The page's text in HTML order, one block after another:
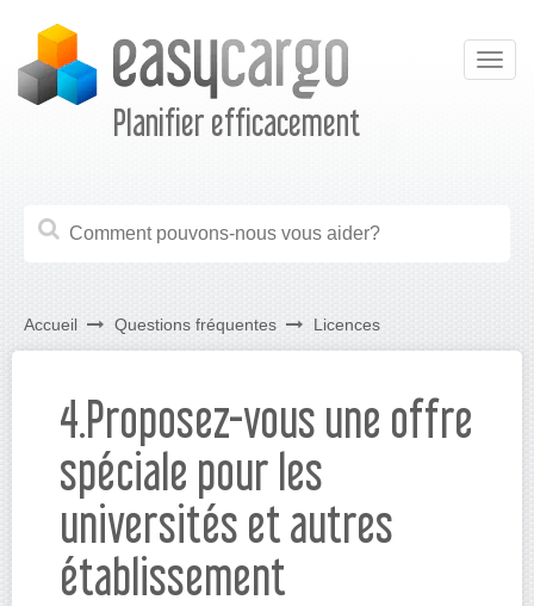
Planifier efficacement
Accueil Questions fréquentes Licences
4.Proposez-vous une offre
spéciale pour les
universités et autres
établissement